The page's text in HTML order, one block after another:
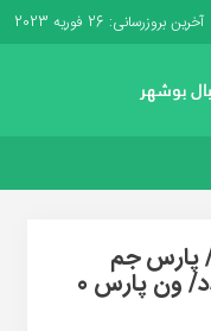
آخرین بروزرسانی: 26 فوریه 2023
پارس جم
نمی‌خواهد به لیگ‌ برتر برگردد/ ون پارس 0